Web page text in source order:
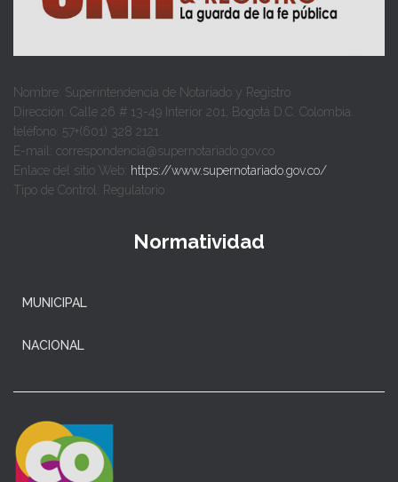
Nombre: Superintendencia de Notariado y Registro
Dirección: Calle 26 # 13-49 Interior 201, Bogotá D.C. Colombia.
teléfono: 57+(601) 328 2121
E-mail: correspondencia@supernotariado.gov.co
Enlace del sitio Web: https://www.supernotariado.gov.co/
Tipo de Control: Regulatorio
Normatividad
MUNICIPAL
NACIONAL